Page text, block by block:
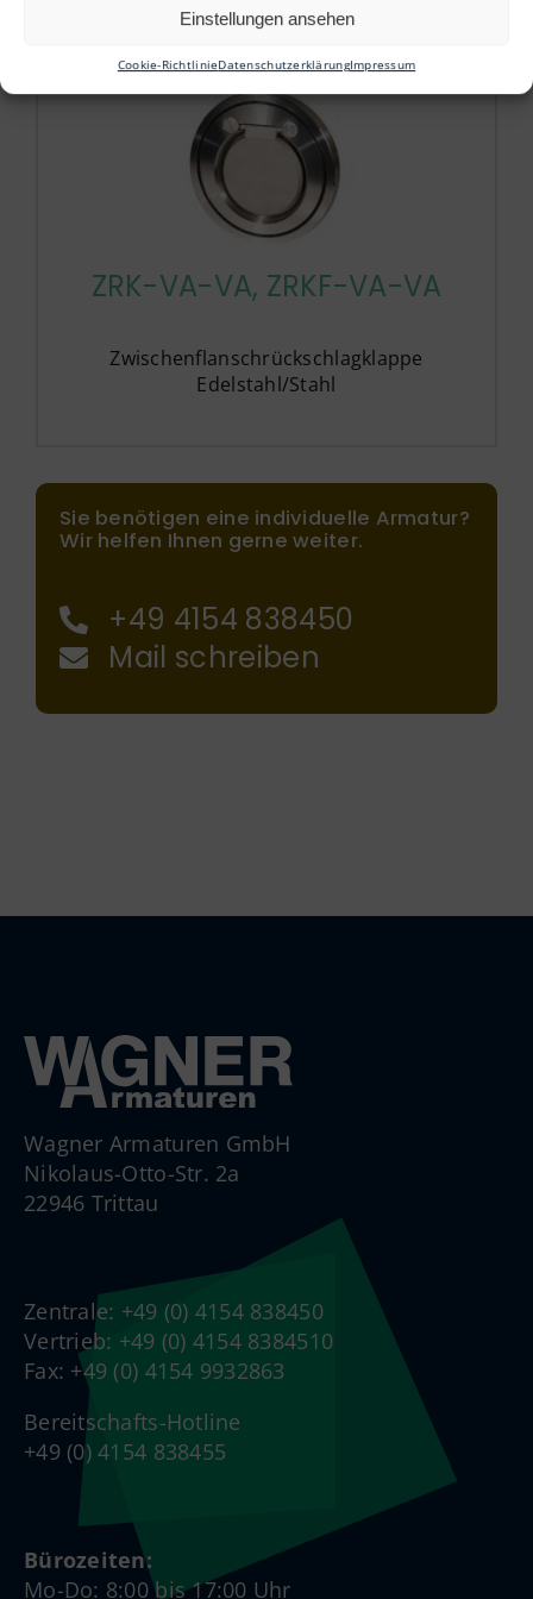
Einstellungen ansehen
Cookie-RichtlinieDatenschutzerklärungImpressum
ZRK-VA-VA, ZRKF-VA-VA
Zwischenflanschrückschlagklappe
Edelstahl/Stahl
Sie benötigen eine individuelle Armatur?
Wir helfen Ihnen gerne weiter.
+49 4154 838450
Mail schreiben
Wagner Armaturen GmbH
Nikolaus-Otto-Str. 2a
22946 Trittau
Zentrale: +49 (0) 4154 838450
Vertrieb: +49 (0) 4154 8384510
Fax: +49 (0) 4154 9932863
Bereitschafts-Hotline
+49 (0) 4154 838455
Bürozeiten:
Mo-Do: 8:00 bis 17:00 Uhr